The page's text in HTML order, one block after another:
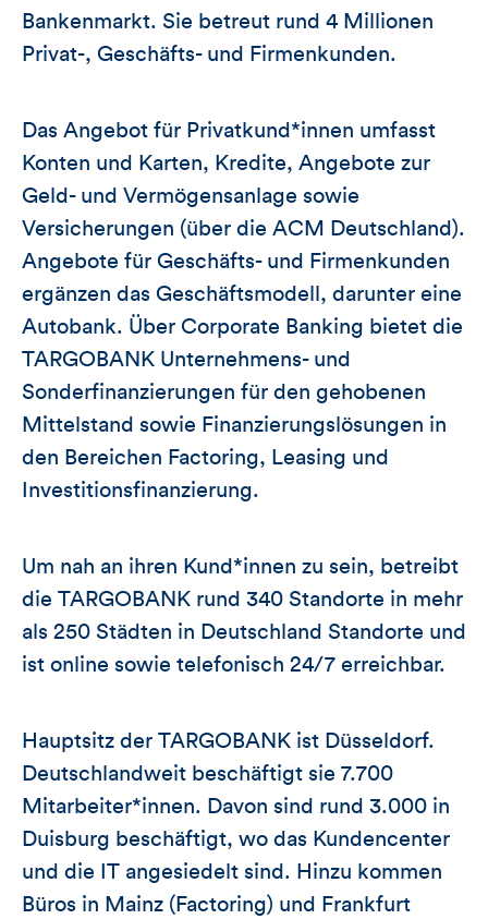
Bankenmarkt. Sie betreut rund 4 Millionen
Privat-, Geschäfts- und Firmenkunden.
Das Angebot für Privatkund*innen umfasst
Konten und Karten, Kredite, Angebote zur
Geld- und Vermögensanlage sowie
Versicherungen (über die ACM Deutschland).
Angebote für Geschäfts- und Firmenkunden
ergänzen das Geschäftsmodell, darunter eine
Autobank. Über Corporate Banking bietet die
TARGOBANK Unternehmens- und
Sonderfinanzierungen für den gehobenen
Mittelstand sowie Finanzierungslösungen in
den Bereichen Factoring, Leasing und
Investitionsfinanzierung.
Um nah an ihren Kund*innen zu sein, betreibt
die TARGOBANK rund 340 Standorte in mehr
als 250 Städten in Deutschland Standorte und
ist online sowie telefonisch 24/7 erreichbar.
Hauptsitz der TARGOBANK ist Düsseldorf.
Deutschlandweit beschäftigt sie 7.700
Mitarbeiter*innen. Davon sind rund 3.000 in
Duisburg beschäftigt, wo das Kundencenter
und die IT angesiedelt sind. Hinzu kommen
Büros in Mainz (Factoring) und Frankfurt